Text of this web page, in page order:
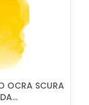
OCRA SCURA